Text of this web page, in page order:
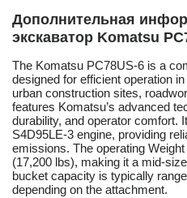
Дополнительная
экскаватор Komatsu
The Komatsu PC78US-6 is a
designed for efficient operation
urban construction sites,
features Komatsu’s advanced
durability, and operator comfort.
S4D95LE-3 engine, providing
emissions. The operating
(17,200 lbs), making it a mid-
bucket capacity is typically
depending on the attachment.